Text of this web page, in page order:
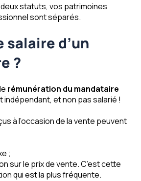
statuts, vos patrimoines
sont séparés.
salaire d’un
?
rémunération du mandataire
indépendant, et non pas salarié !
à l’occasion de la vente peuvent
;
sur le prix de vente. C’est cette
qui est la plus fréquente.